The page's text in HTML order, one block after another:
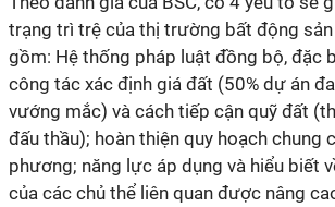
trạng trì trệ của thị trường bất động sản
gồm: Hệ thống pháp luật đồng bộ, đặc
công tác xác định giá đất (50% dự án
vướng mắc) và cách tiếp cận quỹ đất
đấu thầu); hoàn thiện quy hoạch chung
phương; năng lực áp dụng và hiểu biết
của các chủ thể liên quan được nâng